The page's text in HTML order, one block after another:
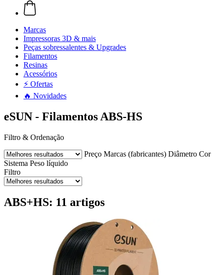
Marcas
Impressoras 3D & mais
Peças sobressalentes & Upgrades
Filamentos
Resinas
Acessórios
⚡ Ofertas
🔥 Novidades
eSUN - Filamentos ABS-HS
Filtro & Ordenação
Preço Marcas (fabricantes) Diâmetro Cor
Sistema Peso líquido
Filtro
ABS+HS: 11 artigos